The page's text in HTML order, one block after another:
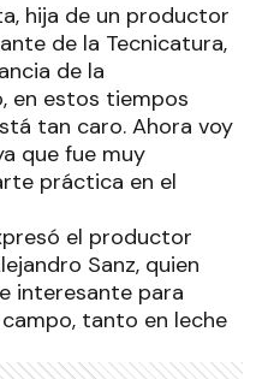
hija de un productor
de la Tecnicatura,
de la
en estos tiempos
tan caro. Ahora voy
que fue muy
práctica en el
el productor
Sanz, quien
interesante para
tanto en leche